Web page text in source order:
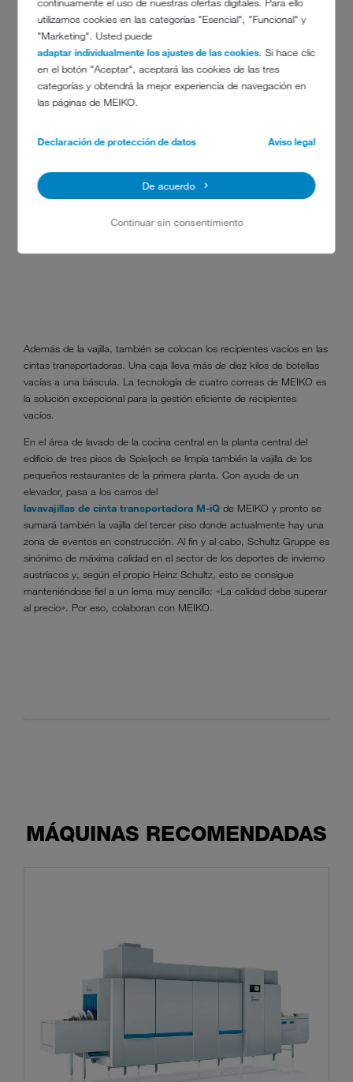
utilizamos cookies en las categorías "Esencial", "Funcional" y
"Marketing". Usted puede
adaptar individualmente los ajustes de las cookies. Si hace clic
en el botón "Aceptar", aceptará las cookies de las tres
categorías y obtendrá la mejor experiencia de navegación en
las páginas de MEIKO.
Declaración de protección de datos Aviso legal
De acuerdo
Continuar sin consentimiento
Además de la vajilla, también se colocan los recipientes vacíos en las
cintas transportadoras. Una caja lleva más de diez kilos de botellas
vacías a una báscula. La tecnología de cuatro correas de MEIKO es
la solución excepcional para la gestión eficiente de recipientes
vacíos.
En el área de lavado de la cocina central en la planta central del
edificio de tres pisos de Spieljoch se limpia también la vajilla de los
pequeños restaurantes de la primera planta. Con ayuda de un
elevador, pasa a los carros del
lavavajillas de cinta transportadora M-iQ de MEIKO y pronto se
sumará también la vajilla del tercer piso donde actualmente hay una
zona de eventos en construcción. Al fin y al cabo, Schultz Gruppe es
sinónimo de máxima calidad en el sector de los deportes de invierno
austríacos y, según el propio Heinz Schultz, esto se consigue
manteniéndose fiel a un lema muy sencillo: «La calidad debe superar
al precio». Por eso, colaboran con MEIKO.
MÁQUINAS RECOMENDADAS